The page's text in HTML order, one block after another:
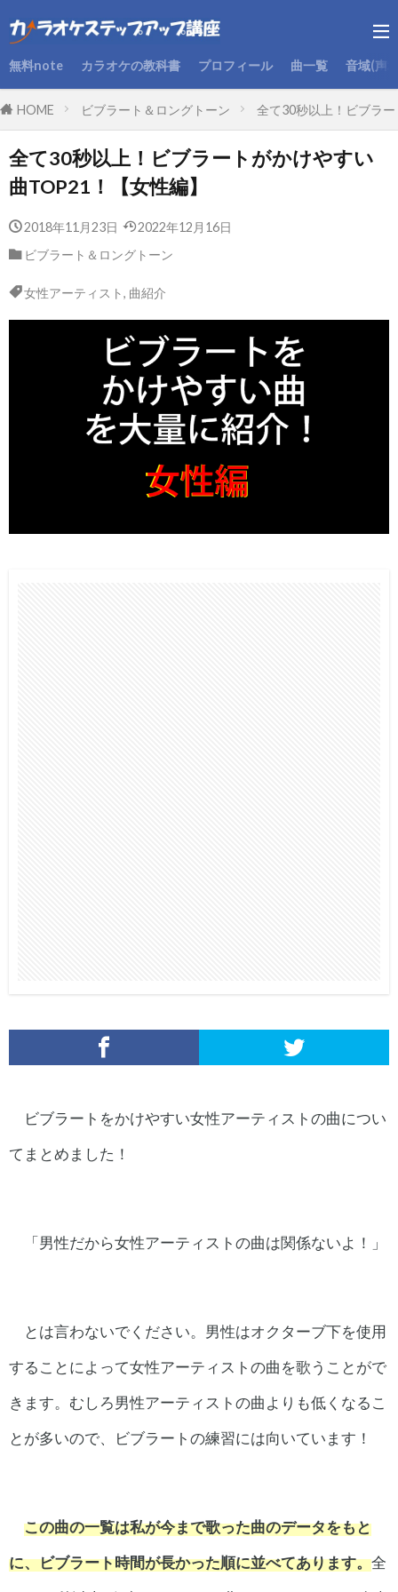
無料note カラオケの教科書 プロフィール 曲一覧 音域(声
HOME ビブラート＆ロングトーン 全て30秒以上！ビブラ
全て30秒以上！ビブラートがかけやすい
曲TOP21！【女性編】
2018年11月23日
2022年12月16日
ビブラート＆ロングトーン
女性アーティスト, 曲紹介
ビブラートをかけやすい女性アーティストの曲につい
てまとめました！
「男性だから女性アーティストの曲は関係ないよ！」
とは言わないでください。男性はオクターブ下を使用
することによって女性アーティストの曲を歌うことがで
きます。むしろ男性アーティストの曲よりも低くなるこ
とが多いので、ビブラートの練習には向いています！
この曲の一覧は私が今まで歌った曲のデータをもと
に、ビブラート時間が長かった順に並べてあります。全